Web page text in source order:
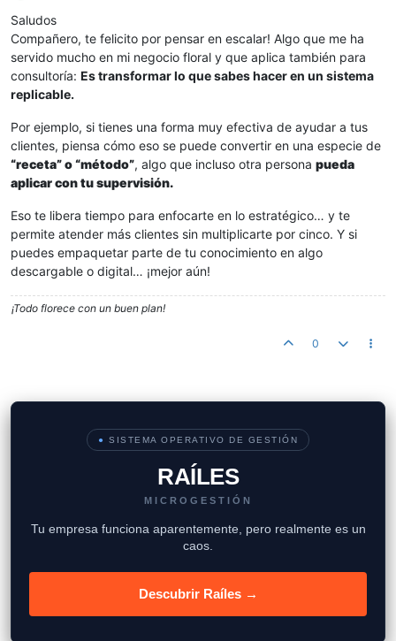
Saludos
Compañero, te felicito por pensar en escalar! Algo que me ha
servido mucho en mi negocio floral y que aplica también para
consultoría: Es transformar lo que sabes hacer en un sistema
replicable.
Por ejemplo, si tienes una forma muy efectiva de ayudar a tus
clientes, piensa cómo eso se puede convertir en una especie de
“receta” o “método”, algo que incluso otra persona pueda
aplicar con tu supervisión.
Eso te libera tiempo para enfocarte en lo estratégico… y te
permite atender más clientes sin multiplicarte por cinco. Y si
puedes empaquetar parte de tu conocimiento en algo
descargable o digital… ¡mejor aún!
¡Todo florece con un buen plan!
0
● SISTEMA OPERATIVO DE GESTIÓN
RAÍLES
MICROGESTIÓN
Tu empresa funciona aparentemente, pero realmente es un
caos.
Descubrir Raíles →